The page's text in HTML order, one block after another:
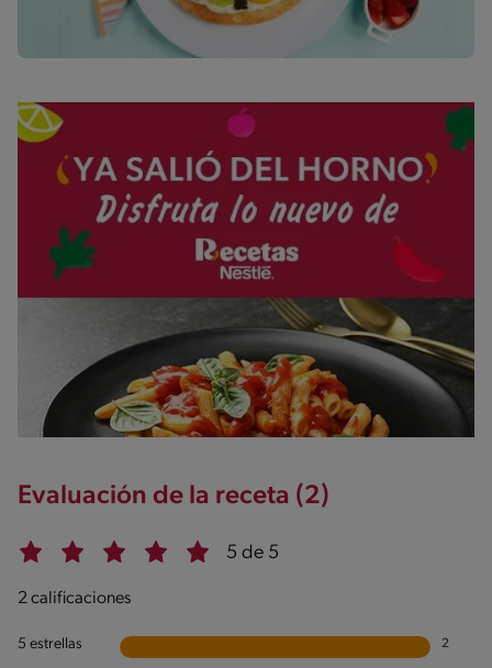
Evaluación de la receta (2)
5 de 5
2 calificaciones
5 estrellas 2